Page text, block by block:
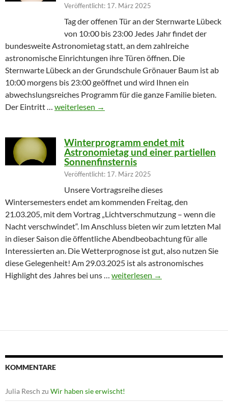
Veröffentlicht: 17. März 2025
Tag der offenen Tür an der Sternwarte Lübeck
von 10:00 bis 23:00 Jedes Jahr findet der
bundesweite Astronomietag statt, an dem zahlreiche
astronomische Einrichtungen ihre Türen öffnen. Die
Sternwarte Lübeck an der Grundschule Grönauer Baum ist ab
10:00 morgens bis 23:00 geöffnet und wird Ihnen ein
abwechslungsreiches Programm für die ganze Familie bieten.
Der Eintritt … Partielle Sonnenfinsternis am Tag der
weiterlesen →
Winterprogramm endet mit
Astronomietag und einer partiellen
Sonnenfinsternis
Veröffentlicht: 17. März 2025
Unsere Vortragsreihe dieses
Wintersemesters endet am kommenden Freitag, den
21.03.205, mit dem Vortrag „Lichtverschmutzung – wenn die
Nacht verschwindet“. Im Anschluss bieten wir zum letzten Mal
in dieser Saison die öffentliche Abendbeobachtung für alle
Interessierten an. Die Wetterprognose ist gut, also nutzen Sie
diese Gelegenheit! Am 29.03.2025 ist als astronomisches
Highlight des Jahres bei uns … Winterprogramm endet mit
weiterlesen →
KOMMENTARE
Julia Resch zu Wir haben sie erwischt!